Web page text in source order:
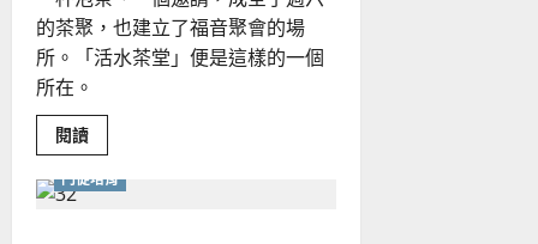
的茶聚，也建立了福音聚會的場
所。「活水茶堂」便是這樣的一個
所在。
閱讀Read
more
福
門徒培育